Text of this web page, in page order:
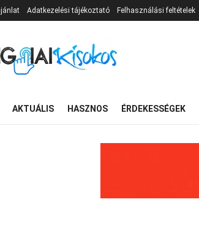
Adatkezelési tájékoztató Felhasználási feltételek
AKTUÁLIS HASZNOS ÉRDEKESSÉGEK